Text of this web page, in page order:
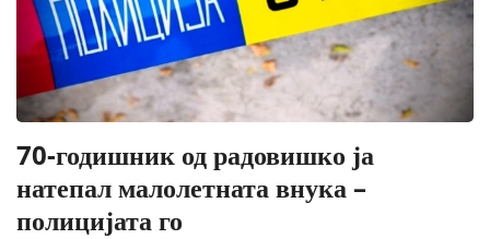
70-годишник од радовишко ја
натепал малолетната внука –
полицијата го